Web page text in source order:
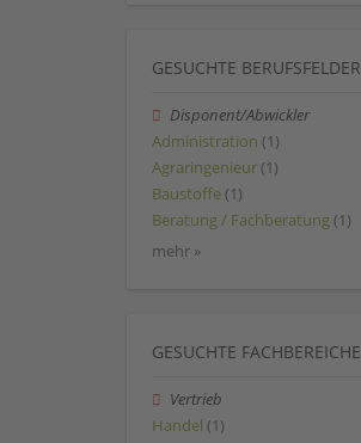
GESUCHTE BERUFSFELDER
Disponent/Abwickler
Administration (1)
Agraringenieur (1)
Baustoffe (1)
Beratung / Fachberatung (1)
mehr »
GESUCHTE FACHBEREICHE
Vertrieb
Handel (1)